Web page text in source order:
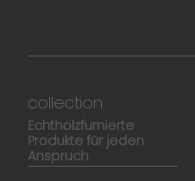
collection
Echtholzfurnierte
Produkte für jeden
Anspruch